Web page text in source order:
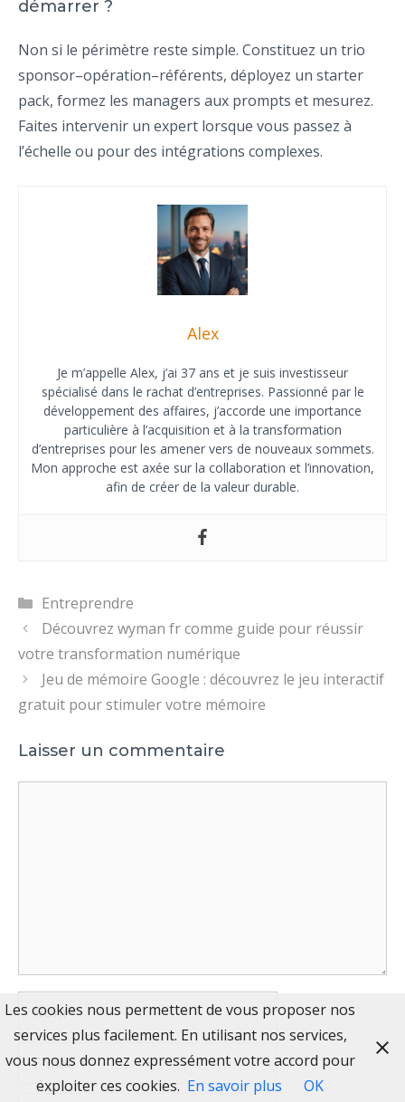
démarrer ?
Non si le périmètre reste simple. Constituez un trio
sponsor–opération–référents, déployez un starter
pack, formez les managers aux prompts et mesurez.
Faites intervenir un expert lorsque vous passez à
l’échelle ou pour des intégrations complexes.
Alex
Je m’appelle Alex, j’ai 37 ans et je suis investisseur
spécialisé dans le rachat d’entreprises. Passionné par le
développement des affaires, j’accorde une importance
particulière à l’acquisition et à la transformation
d’entreprises pour les amener vers de nouveaux sommets.
Mon approche est axée sur la collaboration et l’innovation,
afin de créer de la valeur durable.
Catégories
Entreprendre
Découvrez wyman fr comme guide pour réussir
votre transformation numérique
Jeu de mémoire Google : découvrez le jeu interactif
gratuit pour stimuler votre mémoire
Laisser un commentaire
Nom
E-
mail
Les cookies nous permettent de vous proposer nos
services plus facilement. En utilisant nos services,
vous nous donnez expressément votre accord pour
exploiter ces cookies. En savoir plus OK